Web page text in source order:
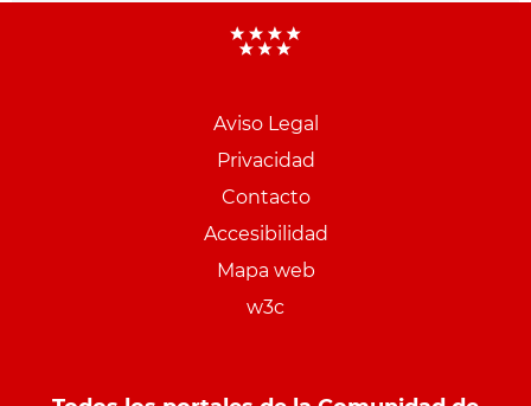
Aviso Legal
Privacidad
Contacto
Accesibilidad
Mapa web
w3c